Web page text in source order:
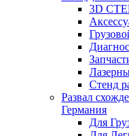
3D
Стенд
Развал
Германия
Для